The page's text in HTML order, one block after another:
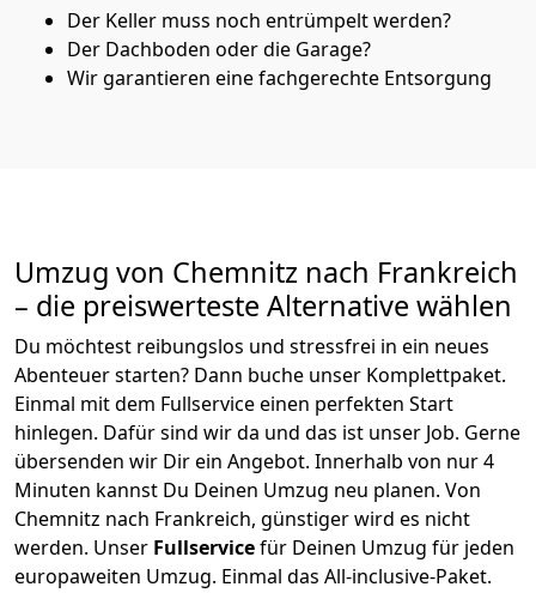
Der Keller muss noch entrümpelt werden?
Der Dachboden oder die Garage?
Wir garantieren eine fachgerechte Entsorgung
Umzug von Chemnitz nach Frankreich
– die preiswerteste Alternative wählen
Du möchtest reibungslos und stressfrei in ein neues
Abenteuer starten? Dann buche unser Komplettpaket.
Einmal mit dem Fullservice einen perfekten Start
hinlegen. Dafür sind wir da und das ist unser Job. Gerne
übersenden wir Dir ein Angebot. Innerhalb von nur4
Minuten kannst Du Deinen Umzug neu planen. Von
Chemnitz nach Frankreich, günstiger wird es nicht
werden. Unser Fullservicefür Deinen Umzug für jeden
europaweiten Umzug. Einmal das All-inclusive-Paket.